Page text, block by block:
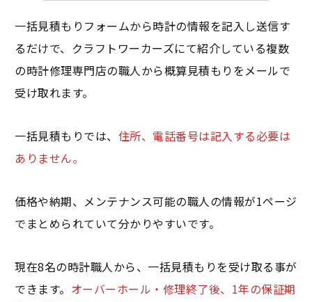
一括見積もりフォームから時計の情報を記入し送信す
るだけで、クラフトワーカーズにて紹介している複数
の時計修理専門店の職人から概算見積もりをメールで
受け取れます。
一括見積もりでは、 住所、電話番号は記入する必要は
ありません。
価格や納期、メンテナンス可能の職人の情報が1ページ
でまとめられていて分かりやすいです。
現在8名の時計職人から、一括見積もりを受け取る事が
できます。 オーバーホール・修理終了後、1年の保証期